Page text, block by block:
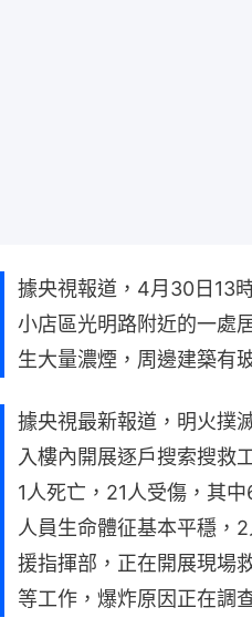
據央視報道，4月30日13
小店區光明路附近的一處
生大量濃煙，周邊建築有
據央視最新報道，明火撲
入樓內開展逐戶搜索搜救
1人死亡，21人受傷，其
人員生命體征基本平穩，
援指揮部，正在開展現場
等工作，爆炸原因正在調